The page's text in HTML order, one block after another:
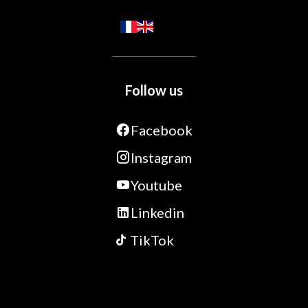
Follow us
Facebook
Instagram
Youtube
Linkedin
TikTok